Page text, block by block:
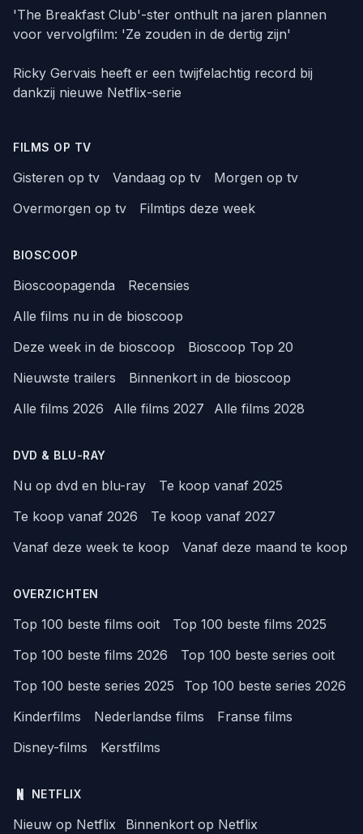
'The Breakfast Club'-ster onthult na jaren plannen
voor vervolgfilm: 'Ze zouden in de dertig zijn'
Ricky Gervais heeft er een twijfelachtig record bij
dankzij nieuwe Netflix-serie
FILMS OP TV
Gisteren op tv Vandaag op tv
Morgen op tv
Overmorgen op tv
Filmtips deze week
BIOSCOOP
Bioscoopagenda
Recensies
Alle films nu in de bioscoop
Deze week in de bioscoop
Bioscoop Top 20
Nieuwste trailers
Binnenkort in de bioscoop
Alle films 2026
Alle films 2027 Alle films 2028
DVD & BLU-RAY
Nu op dvd en blu-ray
Te koop vanaf 2025
Te koop vanaf 2026
Te koop vanaf 2027
Vanaf deze week te koop
Vanaf deze maand te koop
OVERZICHTEN
Top 100 beste films ooit
Top 100 beste films 2025
Top 100 beste films 2026
Top 100 beste series ooit
Top 100 beste series 2025
Top 100 beste series 2026
Kinderfilms
Nederlandse films
Franse films
Disney-films
Kerstfilms
NETFLIX
Nieuw op Netflix
Binnenkort op Netflix